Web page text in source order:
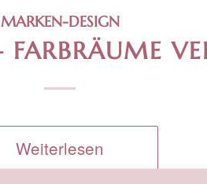
MARKEN-DESIGN
Weiterlesen